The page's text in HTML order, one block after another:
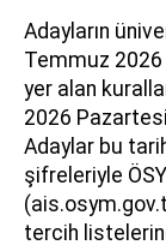
Adayların
Temmuz 2026
yer alan
2026
Adaylar bu
şifreleriyle
tercih